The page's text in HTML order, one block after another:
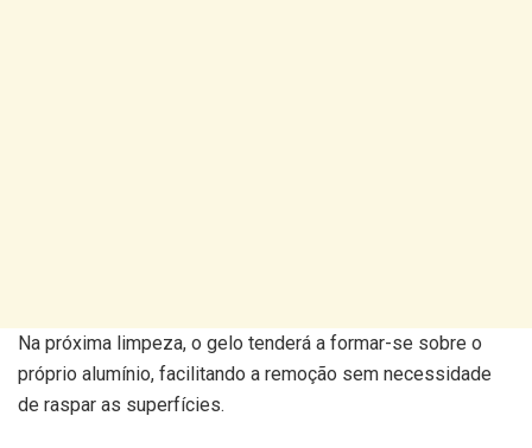
Na próxima limpeza, o gelo tenderá a formar-se sobre o
próprio alumínio, facilitando a remoção sem necessidade
de raspar as superfícies.